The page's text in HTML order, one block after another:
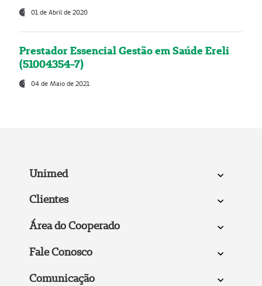
01 de Abril de 2020
Prestador Essencial Gestão em Saúde Ereli
(51004354-7)
04 de Maio de 2021
Unimed
Clientes
Área do Cooperado
Fale Conosco
Comunicação